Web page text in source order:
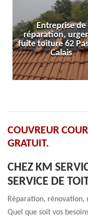
Entreprise de
réparation, urgence
fuite toiture 62 Pas-
Calais
COUVREUR
GRATUIT.
CHEZ KM
SERVICE DE
Réparation, rénovation,
Quel que soit vos